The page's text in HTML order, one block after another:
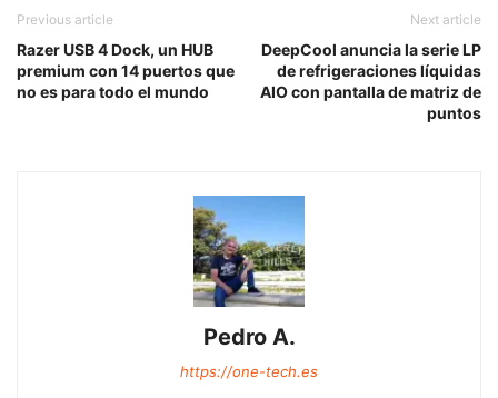
Previous article
Razer USB 4 Dock, un HUB
premium con 14 puertos que
no es para todo el mundo
Next article
DeepCool anuncia la serie LP
de refrigeraciones líquidas
AIO con pantalla de matriz de
puntos
Pedro A.
https://one-tech.es